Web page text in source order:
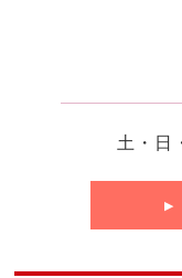
土・日